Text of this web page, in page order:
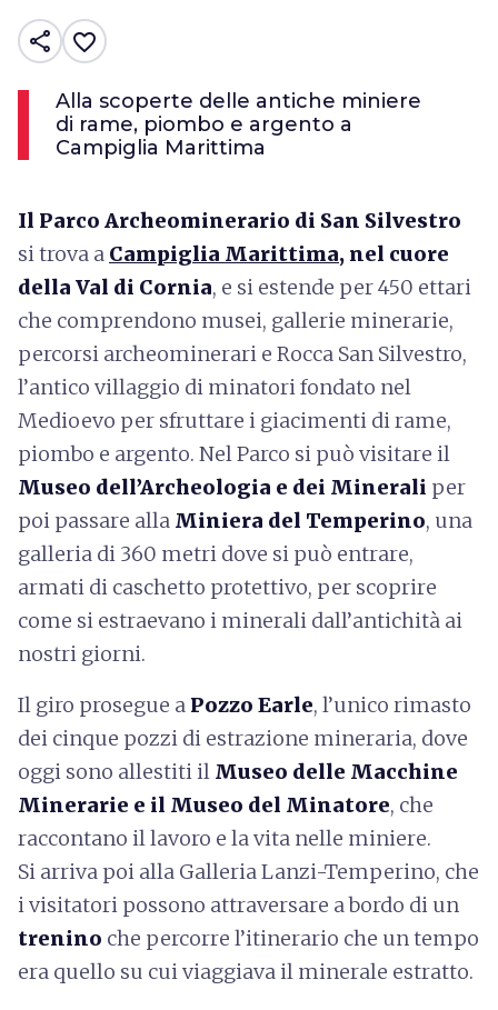
share favorite_border
Alla scoperte delle antiche miniere
di rame, piombo e argento a
Campiglia Marittima
Il Parco Archeominerario di San Silvestro
si trova a Campiglia Marittima, nel cuore
della Val di Cornia, e si estende per 450 ettari
che comprendono musei, gallerie minerarie,
percorsi archeominerari e Rocca San Silvestro,
l’antico villaggio di minatori fondato nel
Medioevo per sfruttare i giacimenti di rame,
piombo e argento. Nel Parco si può visitare il
Museo dell’Archeologia e dei Minerali per
poi passare alla Miniera del Temperino, una
galleria di 360 metri dove si può entrare,
armati di caschetto protettivo, per scoprire
come si estraevano i minerali dall’antichità ai
nostri giorni.
Il giro prosegue a Pozzo Earle, l’unico rimasto
dei cinque pozzi di estrazione mineraria, dove
oggi sono allestiti il Museo delle Macchine
Minerarie e il Museo del Minatore, che
raccontano il lavoro e la vita nelle miniere.
Si arriva poi alla Galleria Lanzi-Temperino, che
i visitatori possono attraversare a bordo di un
trenino che percorre l’itinerario che un tempo
era quello su cui viaggiava il minerale estratto.